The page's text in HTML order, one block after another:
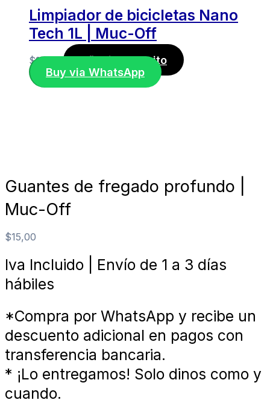
Limpiador de bicicletas Nano
Tech 1L | Muc-Off
$14,50
Añadir al carrito
Buy via WhatsApp
Guantes de fregado profundo |
Muc-Off
$15,00
Iva Incluido | Envío de 1 a 3 días
hábiles
*Compra por WhatsApp y recibe un
descuento adicional en pagos con
transferencia bancaria.
* ¡Lo entregamos! Solo dinos como y
cuando.